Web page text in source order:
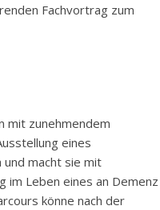
Fachvortrag zum
mit zunehmendem
eines
macht sie mit
im Leben eines an Demenz
könne nach der